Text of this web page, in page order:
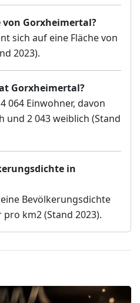
von Gorxheimertal?
sich auf eine Fläche von
2023).
Gorxheimertal?
064 Einwohner, davon
und 2 043 weiblich (Stand
in
Bevölkerungsdichte
km2 (Stand 2023).